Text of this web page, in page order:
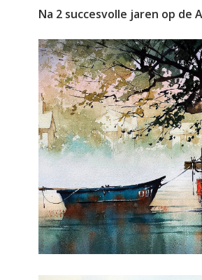
Na 2 succesvolle jaren op de